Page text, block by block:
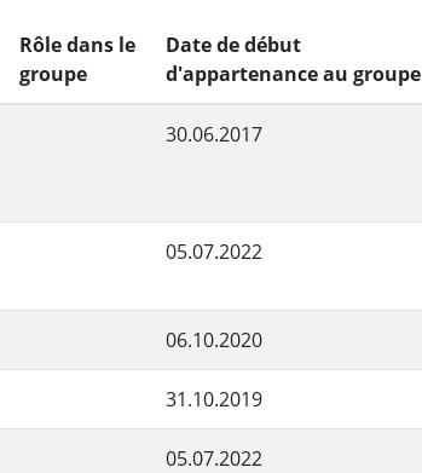
Rôle dans le
groupe
Date de début
d'appartenance au groupe
30.06.2017
05.07.2022
06.10.2020
31.10.2019
05.07.2022